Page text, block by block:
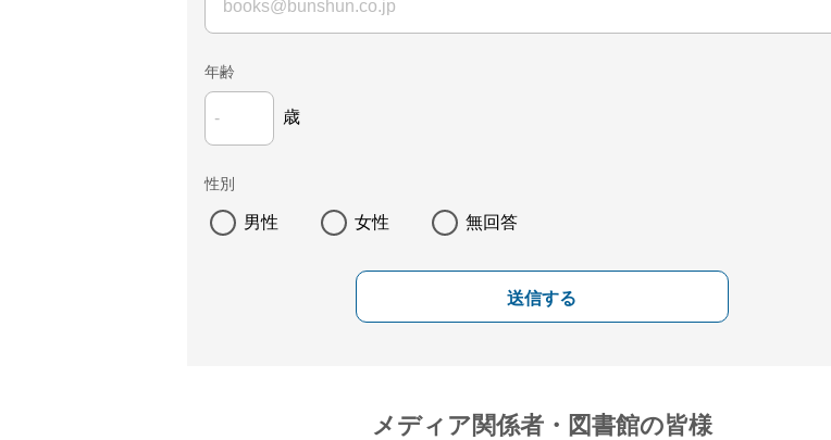
年齢
歳
性別
男性 女性 無回答
送信する
メディア関係者・図書館の皆様